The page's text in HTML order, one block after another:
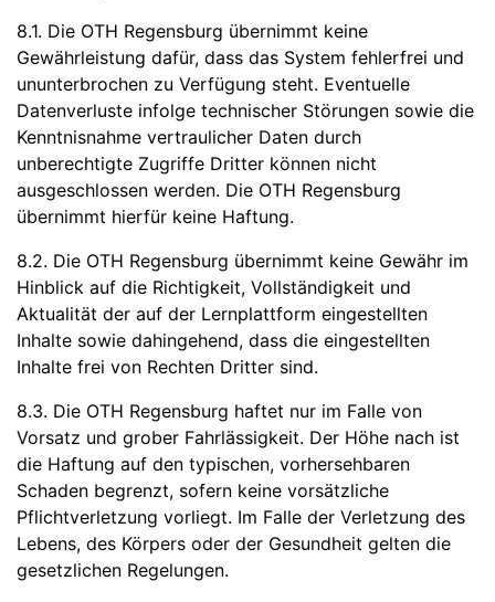
8.1. Die OTH Regensburg übernimmt keine
Gewährleistung dafür, dass das System fehlerfrei und
ununterbrochen zu Verfügung steht. Eventuelle
Datenverluste infolge technischer Störungen sowie die
Kenntnisnahme vertraulicher Daten durch
unberechtigte Zugriffe Dritter können nicht
ausgeschlossen werden. Die OTH Regensburg
übernimmt hierfür keine Haftung.
8.2. Die OTH Regensburg übernimmt keine Gewähr im
Hinblick auf die Richtigkeit, Vollständigkeit und
Aktualität der auf der Lernplattform eingestellten
Inhalte sowie dahingehend, dass die eingestellten
Inhalte frei von Rechten Dritter sind.
8.3. Die OTH Regensburg haftet nur im Falle von
Vorsatz und grober Fahrlässigkeit. Der Höhe nach ist
die Haftung auf den typischen, vorhersehbaren
Schaden begrenzt, sofern keine vorsätzliche
Pflichtverletzung vorliegt. Im Falle der Verletzung des
Lebens, des Körpers oder der Gesundheit gelten die
gesetzlichen Regelungen.